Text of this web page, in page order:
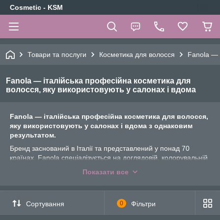
Cosmetic - KSM
Товари та послуги Косметика для волосся Fanola —
Fanola — італійська професійна косметика для
волосся, яку використовують у салонах і вдома
Fanola — італійська професійна косметика для волосся,
яку використовують у салонах і вдома з однаковим
результатом.
Бренд заснований в Італії та представлений у понад 70
країнах. Fanola спеціалізується на доглядовій, колорувальній
шампуню No Yellow до золотих серій Oro Therapy з
повноцінний догляд одразу.
Показати все
Сортування 0 Фільтри